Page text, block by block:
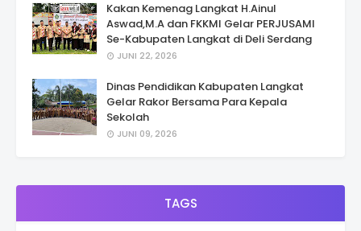
Kakan Kemenag Langkat H.Ainul
Aswad,M.A dan FKKMI Gelar PERJUSAMI
Se-Kabupaten Langkat di Deli Serdang
JUNI 22, 2026
Dinas Pendidikan Kabupaten Langkat
Gelar Rakor Bersama Para Kepala
Sekolah
JUNI 09, 2026
TAGS